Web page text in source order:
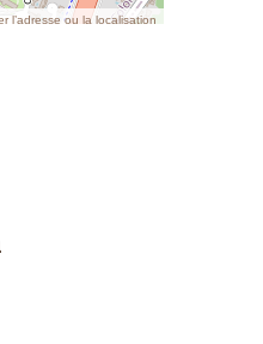
l’adresse ou la localisation